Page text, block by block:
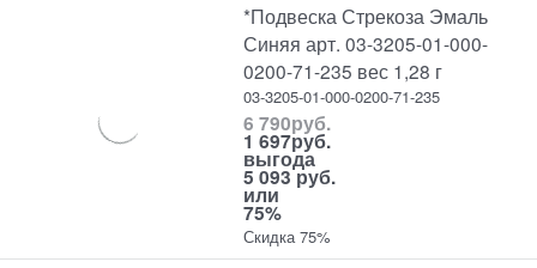
*Подвеска Стрекоза Эмаль
Синяя арт. 03-3205-01-000-
0200-71-235 вес 1,28 г
03-3205-01-000-0200-71-235
6 790руб.
1 697руб.
выгода
5 093 руб.
или
75%
Скидка 75%